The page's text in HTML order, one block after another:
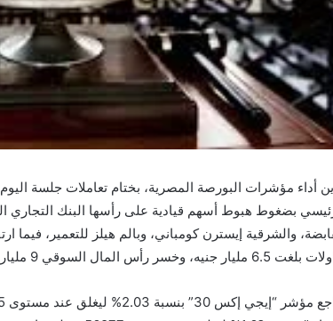
أداء مؤشرات البورصة المصرية، بختام تعاملات جلسة
بضغوط هبوط أسهم قيادية على رأسها البنك
وخسر رأس المال السوقي 9 مليارات جنيه ليغلق عند مستوى 3.167 تريليون جنيه.